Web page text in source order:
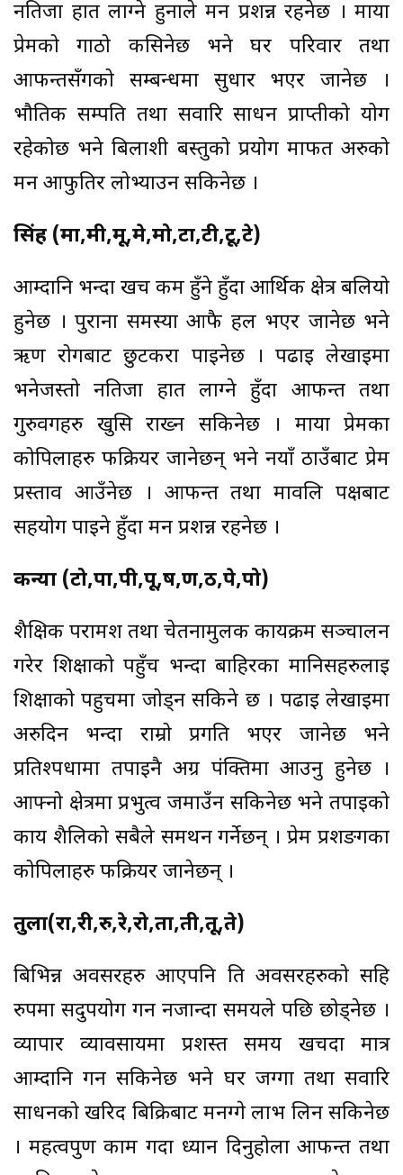
नतिजा हात लाग्ने हुनाले मन प्रशन्न रहनेछ । माया
प्रेमको गाठो कसिनेछ भने घर परिवार तथा
आफन्तसँगको सम्बन्धमा सुधार भएर जानेछ ।
भौतिक सम्पति तथा सवारि साधन प्राप्तीको योग
रहेकोछ भने बिलाशी बस्तुको प्रयोग मार्फत अरुको
मन आफुतिर लोभ्याउन सकिनेछ ।
सिंह (मा,मी,मू,मे,मो,टा,टी,टू,टे)
आम्दानि भन्दा खर्च कम हुँने हुँदा आर्थिक क्षेत्र बलियो
हुनेछ । पुराना समस्या आफै हल भएर जानेछ भने
ऋण रोगबाट छुटकरा पाईनेछ । पढाई लेखाईमा
भनेजस्तो नतिजा हात लाग्ने हुँदा आफन्त तथा
गुरुवर्गहरु खुसि राख्न सकिनेछ । माया प्रेमका
कोपिलाहरु फक्रियर जानेछन् भने नयाँ ठाउँबाट प्रेम
प्रस्ताव आउँनेछ । आफन्त तथा मावलि पक्षबाट
सहयोग पाईने हुँदा मन प्रशन्न रहनेछ ।
कन्या (टो,पा,पी,पू,ष,ण,ठ,पे,पो)
शैक्षिक परामर्श तथा चेतनामुलक कार्यक्रम सञ्चालन
गरेर शिक्षाको पहुँच भन्दा बाहिरका मानिसहरुलाई
शिक्षाको पहुचमा जोड्न सकिने छ । पढाई लेखाईमा
अरुदिन भन्दा राम्रो प्रगति भएर जानेछ भने
प्रतिश्पर्धामा तपाईनै अग्र पंक्तिमा आउनु हुनेछ ।
आफ्नो क्षेत्रमा प्रभुत्व जमाउँन सकिनेछ भने तपाईको
कार्य शैलिको सबैले समर्थन गर्नेछन् । प्रेम प्रशङगका
कोपिलाहरु फक्रियर जानेछन् ।
तुला(रा,री,रु,रे,रो,ता,ती,तू,ते)
बिभिन्न अवसरहरु आएपनि ति अवसरहरुको सहि
रुपमा सदुपयोग गर्न नजान्दा समयले पछि छोड्नेछ ।
व्यापार व्यावसायमा प्रशस्त समय खर्चदा मात्र
आम्दानि गर्न सकिनेछ भने घर जग्गा तथा सवारि
साधनको खरिद बिक्रिबाट मनग्गे लाभ लिन सकिनेछ
। महत्वपुण काम गर्दा ध्यान दिनुहोला आफन्त तथा